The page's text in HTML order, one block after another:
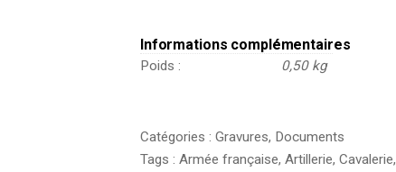
Informations complémentaires
Poids 0,50 kg
Catégories : Gravures, Documents
Tags : Armée française, Artillerie, Cavalerie,